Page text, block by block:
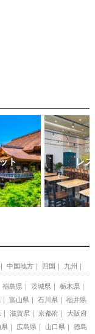
ト レ
中国地方 四国 九州
福島県 茨城県
栃木県
富山県 石川県
福井県
滋賀県 京都府
大阪府
県 広島県 山口県
徳島